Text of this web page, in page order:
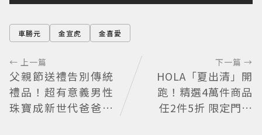
車勝元 金宣虎 金喜愛
← 上一篇
父親節送禮告別傳統
禮品！超有意義男性
珠寶成新世代爸爸時
下一篇 →
HOLA「夏出清」開
跑！精選4萬件商品
任2件5折 限定門市